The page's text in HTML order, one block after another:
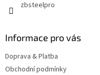
zbsteelpro
Informace pro vás
Doprava & Platba
Obchodní podmínky